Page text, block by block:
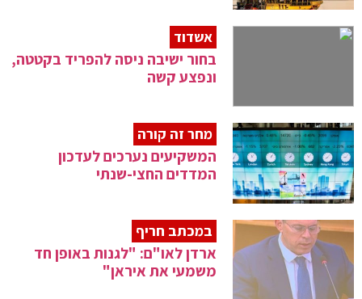
אשדוד
בחור ישיבה ניסה להפריד בקטטה,
ונפצע קשה
מחר זה קורה
המשקיעים נערכים לעדכון
המדדים החצי-שנתי
במכתב חריף
ארדן לאו"ם: "לגנות באופן חד
משמעי את איראן"